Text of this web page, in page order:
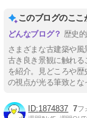
このブログのここ
歴史
さまざまな古建築や風
古き良き景観に触れる
を紹介。見どころや
の視点が光る筆致とな
1874837 7